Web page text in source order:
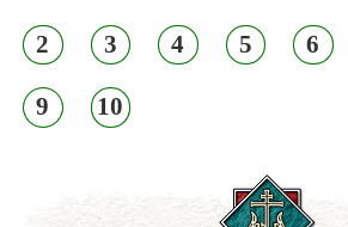
2 3 4 5 6
9 10